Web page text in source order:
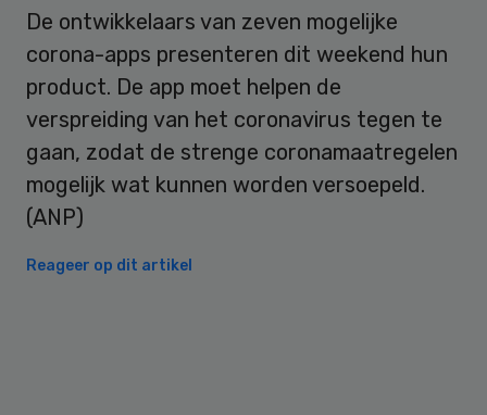
De ontwikkelaars van zeven mogelijke
corona-apps presenteren dit weekend hun
product. De app moet helpen de
verspreiding van het coronavirus tegen te
gaan, zodat de strenge coronamaatregelen
mogelijk wat kunnen worden versoepeld.
(ANP)
Reageer op dit artikel